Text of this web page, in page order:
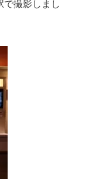
で撮影しまし